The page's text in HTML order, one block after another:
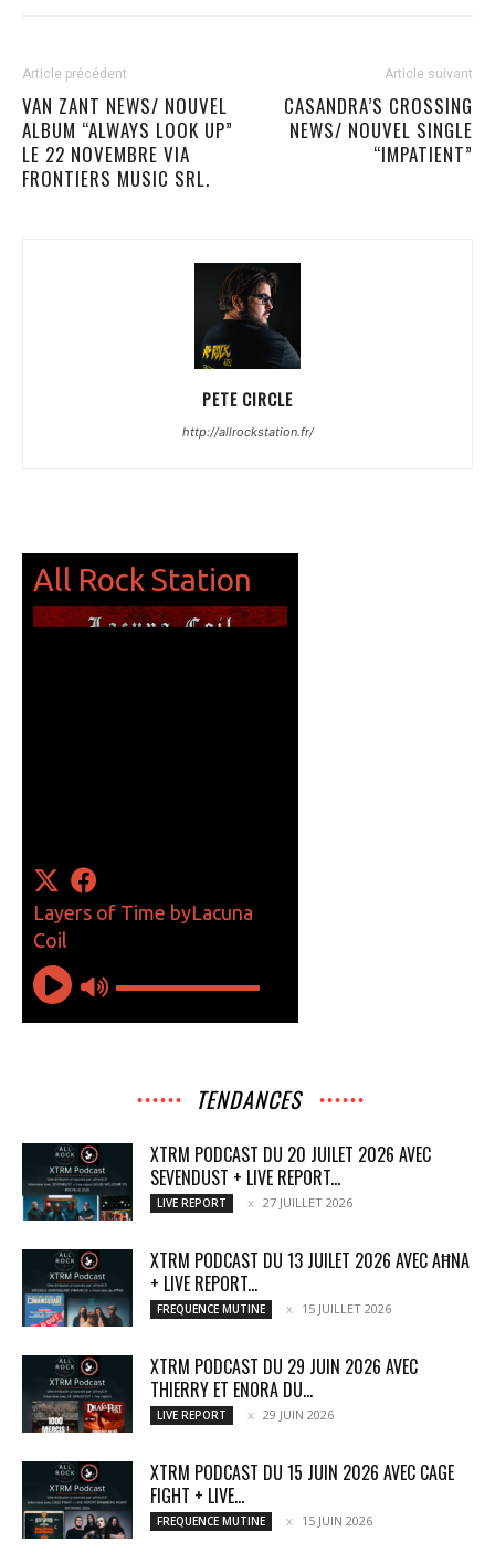
Article précédent
VAN ZANT NEWS/ NOUVEL
ALBUM “ALWAYS LOOK UP”
LE 22 NOVEMBRE VIA
FRONTIERS MUSIC SRL.
Article suivant
CASANDRA’S CROSSING
NEWS/ NOUVEL SINGLE
“IMPATIENT”
PETE CIRCLE
http://allrockstation.fr/
TENDANCES
XTRM PODCAST DU 20 JUILET 2026 AVEC
SEVENDUST + LIVE REPORT...
LIVE REPORT 27 JUILLET 2026
XTRM PODCAST DU 13 JUILET 2026 AVEC AĦNA
+ LIVE REPORT...
FREQUENCE MUTINE 15 JUILLET 2026
XTRM PODCAST DU 29 JUIN 2026 AVEC
THIERRY ET ENORA DU...
LIVE REPORT 29 JUIN 2026
XTRM PODCAST DU 15 JUIN 2026 AVEC CAGE
FIGHT + LIVE...
FREQUENCE MUTINE 15 JUIN 2026